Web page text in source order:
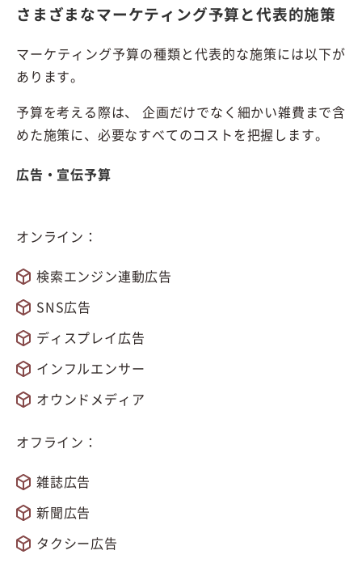
さまざまなマーケティング予算と代表的施策
マーケティング予算の種類と代表的な施策には以下が
あります。
予算を考える際は、 企画だけでなく細かい雑費まで含
めた施策に、必要なすべてのコストを把握します。
広告・宣伝予算
オンライン：
検索エンジン連動広告
SNS広告
ディスプレイ広告
インフルエンサー
オウンドメディア
オフライン：
雑誌広告
新聞広告
タクシー広告